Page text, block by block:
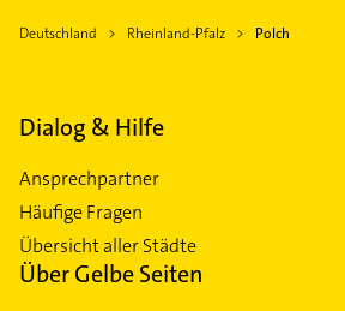
Deutschland Rheinland-Pfalz Polch
Dialog & Hilfe
Ansprechpartner
Häufige Fragen
Übersicht aller Städte
Über Gelbe Seiten